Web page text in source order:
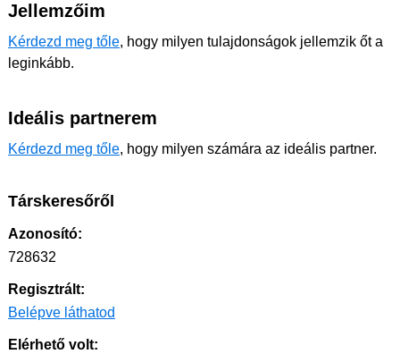
Jellemzőim
Kérdezd meg tőle, hogy milyen tulajdonságok jellemzik őt a
leginkább.
Ideális partnerem
Kérdezd meg tőle, hogy milyen számára az ideális partner.
Társkeresőről
Azonosító:
728632
Regisztrált:
Belépve láthatod
Elérhető volt: